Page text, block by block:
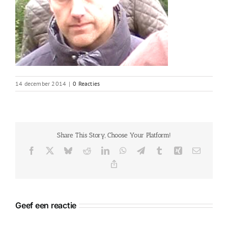
14 december 2014 | 0 Reacties
Share This Story, Choose Your Platform!
Facebook BlueskyRedditLinkedInWhatsApp
TelegramTumblr Xing E-
Geef een reactie